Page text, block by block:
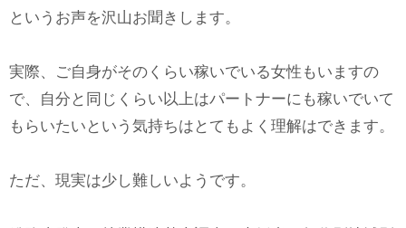
というお声を沢山お聞きします。
実際、ご自身がそのくらい稼いでいる女性もいますの
で、自分と同じくらい以上はパートナーにも稼いでいて
もらいたいという気持ちはとてもよく理解はできます。
ただ、現実は少し難しいようです。